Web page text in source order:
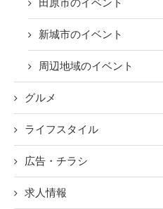
田原市のイベント
新城市のイベント
周辺地域のイベント
グルメ
ライフスタイル
広告・チラシ
求人情報